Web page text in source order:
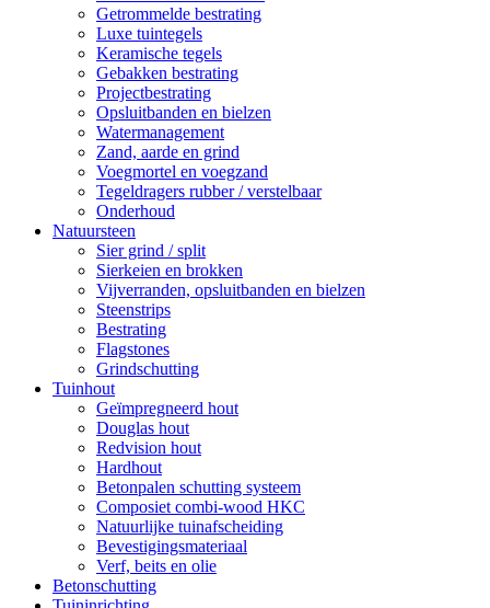
Getrommelde bestrating
Luxe tuintegels
Keramische tegels
Gebakken bestrating
Projectbestrating
Opsluitbanden en bielzen
Watermanagement
Zand, aarde en grind
Voegmortel en voegzand
Tegeldragers rubber / verstelbaar
Onderhoud
Natuursteen
Sier grind / split
Sierkeien en brokken
Vijverranden, opsluitbanden en bielzen
Steenstrips
Bestrating
Flagstones
Grindschutting
Tuinhout
Geïmpregneerd hout
Douglas hout
Redvision hout
Hardhout
Betonpalen schutting systeem
Composiet combi-wood HKC
Natuurlijke tuinafscheiding
Bevestigingsmateriaal
Verf, beits en olie
Betonschutting